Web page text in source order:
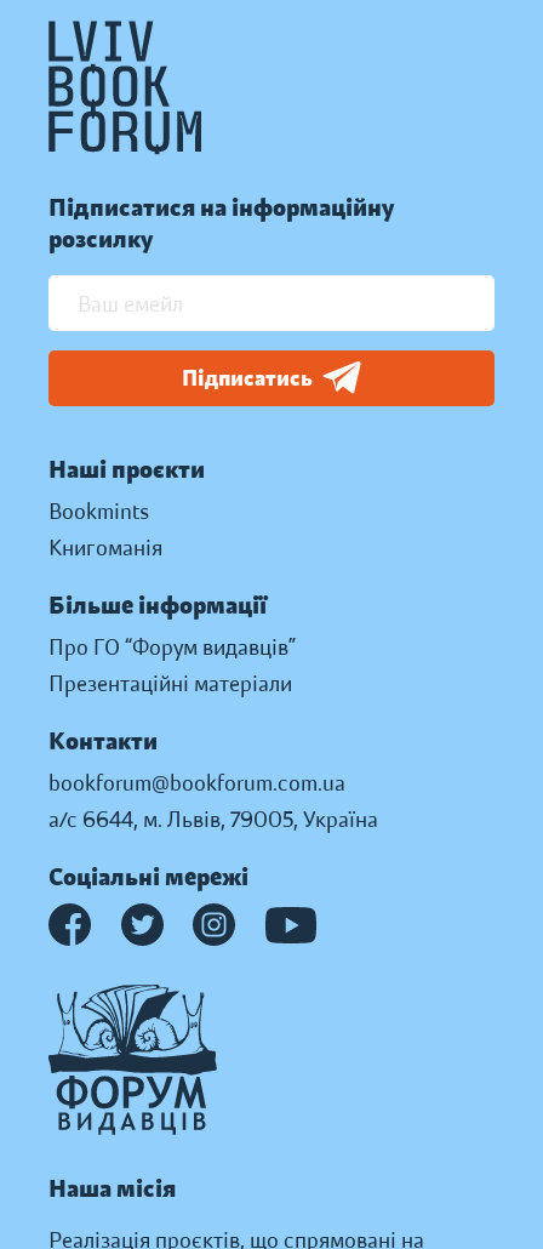
Підписатися на інформаційну
розсилку
Підписатись
Наші проєкти
Bookmints
Книгоманія
Більше інформації
Про ГО “Форум видавців”
Презентаційні матеріали
Контакти
bookforum@bookforum.com.ua
а/с 6644, м. Львів, 79005, Україна
Соціальні мережі
Наша місія
Реалізація проєктів, що спрямовані на